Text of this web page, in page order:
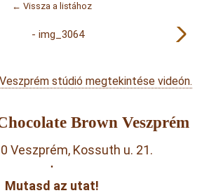
← Vissza a listához
stúdió megtekintése videón.
Brown Veszprém
Veszprém, Kossuth u. 21.
·
Mutasd az utat!